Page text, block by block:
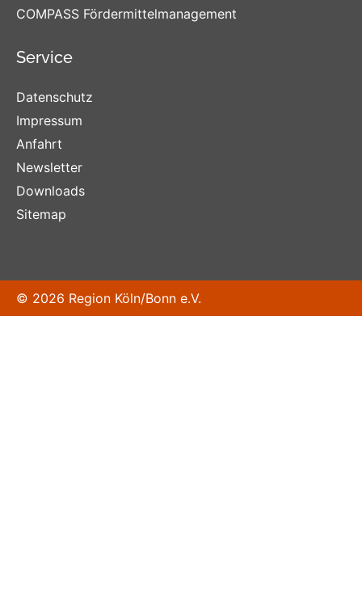
COMPASS Fördermittelmanagement
Service
Datenschutz
Impressum
Anfahrt
Newsletter
Downloads
Sitemap
© 2026 Region Köln/Bonn e.V.